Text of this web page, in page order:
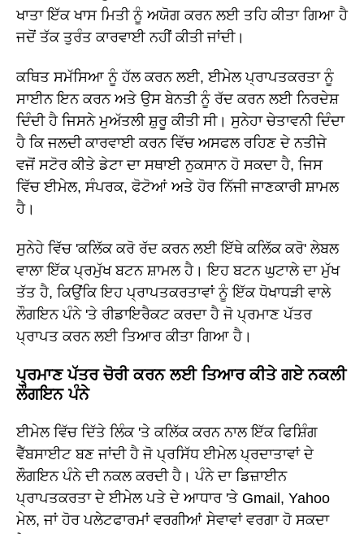
ਖਾਤਾ ਇੱਕ ਖਾਸ ਮਿਤੀ ਨੂੰ ਅਯੋਗ ਕਰਨ ਲਈ ਤਹਿ ਕੀਤਾ ਗਿਆ ਹੈ
ਜਦੋਂ ਤੱਕ ਤੁਰੰਤ ਕਾਰਵਾਈ ਨਹੀਂ ਕੀਤੀ ਜਾਂਦੀ।
ਕਥਿਤ ਸਮੱਸਿਆ ਨੂੰ ਹੱਲ ਕਰਨ ਲਈ, ਈਮੇਲ ਪ੍ਰਾਪਤਕਰਤਾ ਨੂੰ
ਸਾਈਨ ਇਨ ਕਰਨ ਅਤੇ ਉਸ ਬੇਨਤੀ ਨੂੰ ਰੱਦ ਕਰਨ ਲਈ ਨਿਰਦੇਸ਼
ਦਿੰਦੀ ਹੈ ਜਿਸਨੇ ਮੁਅੱਤਲੀ ਸ਼ੁਰੂ ਕੀਤੀ ਸੀ। ਸੁਨੇਹਾ ਚੇਤਾਵਨੀ ਦਿੰਦਾ
ਹੈ ਕਿ ਜਲਦੀ ਕਾਰਵਾਈ ਕਰਨ ਵਿੱਚ ਅਸਫਲ ਰਹਿਣ ਦੇ ਨਤੀਜੇ
ਵਜੋਂ ਸਟੋਰ ਕੀਤੇ ਡੇਟਾ ਦਾ ਸਥਾਈ ਨੁਕਸਾਨ ਹੋ ਸਕਦਾ ਹੈ, ਜਿਸ
ਵਿੱਚ ਈਮੇਲ, ਸੰਪਰਕ, ਫੋਟੋਆਂ ਅਤੇ ਹੋਰ ਨਿੱਜੀ ਜਾਣਕਾਰੀ ਸ਼ਾਮਲ
ਹੈ।
ਸੁਨੇਹੇ ਵਿੱਚ 'ਕਲਿੱਕ ਕਰੋ ਰੱਦ ਕਰਨ ਲਈ ਇੱਥੇ ਕਲਿੱਕ ਕਰੋ' ਲੇਬਲ
ਵਾਲਾ ਇੱਕ ਪ੍ਰਮੁੱਖ ਬਟਨ ਸ਼ਾਮਲ ਹੈ। ਇਹ ਬਟਨ ਘੁਟਾਲੇ ਦਾ ਮੁੱਖ
ਤੱਤ ਹੈ, ਕਿਉਂਕਿ ਇਹ ਪ੍ਰਾਪਤਕਰਤਾਵਾਂ ਨੂੰ ਇੱਕ ਧੋਖਾਧੜੀ ਵਾਲੇ
ਲੌਗਇਨ ਪੰਨੇ 'ਤੇ ਰੀਡਾਇਰੈਕਟ ਕਰਦਾ ਹੈ ਜੋ ਪ੍ਰਮਾਣ ਪੱਤਰ
ਪ੍ਰਾਪਤ ਕਰਨ ਲਈ ਤਿਆਰ ਕੀਤਾ ਗਿਆ ਹੈ।
ਪ੍ਰਮਾਣ ਪੱਤਰ ਚੋਰੀ ਕਰਨ ਲਈ ਤਿਆਰ ਕੀਤੇ ਗਏ ਨਕਲੀ
ਲੌਗਇਨ ਪੰਨੇ
ਈਮੇਲ ਵਿੱਚ ਦਿੱਤੇ ਲਿੰਕ 'ਤੇ ਕਲਿੱਕ ਕਰਨ ਨਾਲ ਇੱਕ ਫਿਸ਼ਿੰਗ
ਵੈੱਬਸਾਈਟ ਬਣ ਜਾਂਦੀ ਹੈ ਜੋ ਪ੍ਰਸਿੱਧ ਈਮੇਲ ਪ੍ਰਦਾਤਾਵਾਂ ਦੇ
ਲੌਗਇਨ ਪੰਨੇ ਦੀ ਨਕਲ ਕਰਦੀ ਹੈ। ਪੰਨੇ ਦਾ ਡਿਜ਼ਾਈਨ
ਪ੍ਰਾਪਤਕਰਤਾ ਦੇ ਈਮੇਲ ਪਤੇ ਦੇ ਆਧਾਰ 'ਤੇ Gmail, Yahoo
ਮੇਲ, ਜਾਂ ਹੋਰ ਪਲੇਟਫਾਰਮਾਂ ਵਰਗੀਆਂ ਸੇਵਾਵਾਂ ਵਰਗਾ ਹੋ ਸਕਦਾ